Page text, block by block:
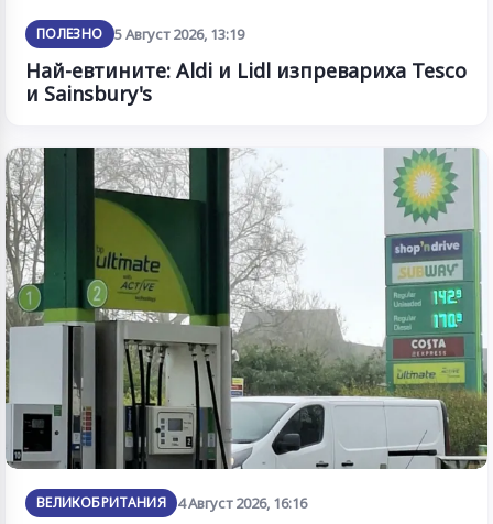
ПОЛЕЗНО 5 Август 2026, 13:19
Най-евтините: Aldi и Lidl изпревариха Tesco
и Sainsbury's
ВЕЛИКОБРИТАНИЯ 4 Август 2026, 16:16